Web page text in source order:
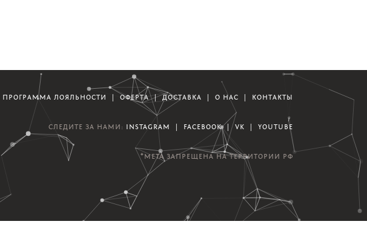
ПРОГРАММА ЛОЯЛЬНОСТИ ОФЕРТА | ДОСТАВКА О НАС КОНТАКТЫ
СЛЕДИТЕ ЗА НАМИ: INSTAGRAM FACEBOOK VK YOUTUBE
*META ЗАПРЕЩЕНА НА ТЕРРИТОРИИ РФ